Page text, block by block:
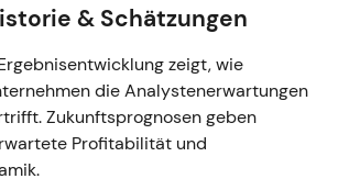
& Schätzungen
zeigt, wie
die Analystenerwartungen
Zukunftsprognosen geben
Profitabilität und